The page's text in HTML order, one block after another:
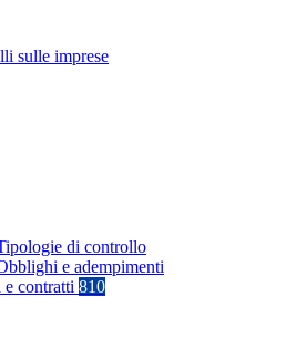
sulle imprese
di controllo
e adempimenti
contratti 810